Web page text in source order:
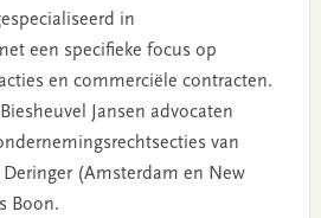
in
een specifieke focus op
en commerciële contracten.
Jansen advocaten
van
Deringer (Amsterdam en New
Boon.